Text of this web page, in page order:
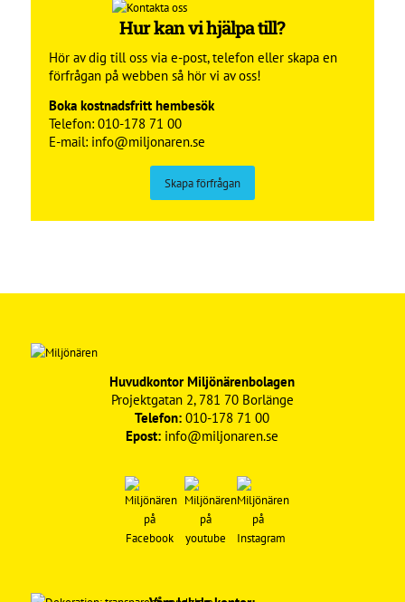
Hur kan vi hjälpa till?
Hör av dig till oss via e-post, telefon eller skapa en
förfrågan på webben så hör vi av oss!
Boka kostnadsfritt hembesök
Telefon: 010-178 71 00
E-mail: info@miljonaren.se
Skapa förfrågan
Huvudkontor Miljönärenbolagen
Projektgatan 2, 781 70 Borlänge
Telefon: 010-178 71 00
Epost: info@miljonaren.se